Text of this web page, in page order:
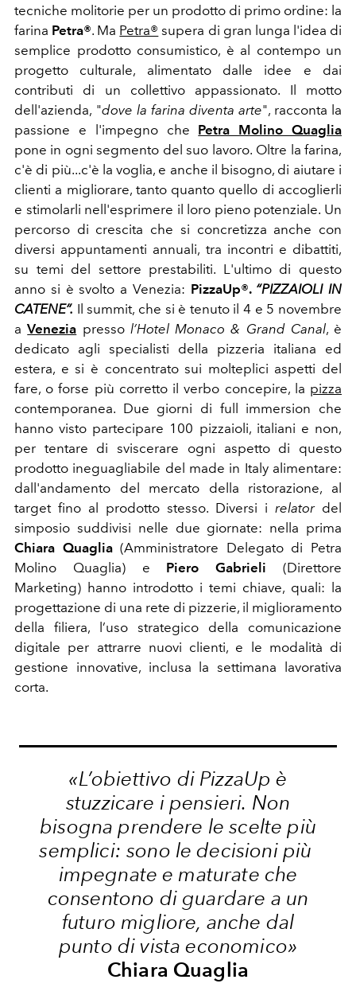
tecniche molitorie per un prodotto di primo ordine: la
farina Petra®. Ma Petra® supera di gran lunga l'idea di
semplice prodotto consumistico, è al contempo un
progetto culturale, alimentato dalle idee e dai
contributi di un collettivo appassionato. Il motto
dell'azienda, "dove la farina diventa arte", racconta la
passione e l'impegno che Petra Molino Quaglia
pone in ogni segmento del suo lavoro. Oltre la farina,
c'è di più...c'è la voglia, e anche il bisogno, di aiutare i
clienti a migliorare, tanto quanto quello di accoglierli
e stimolarli nell'esprimere il loro pieno potenziale. Un
percorso di crescita che si concretizza anche con
diversi appuntamenti annuali, tra incontri e dibattiti,
su temi del settore prestabiliti. L'ultimo di questo
anno si è svolto a Venezia: PizzaUp®. “PIZZAIOLI IN
CATENE”. Il summit, che si è tenuto il4 e 5 novembre
a Venezia presso l’Hotel Monaco & Grand Canal, è
dedicato agli specialisti della pizzeria italiana ed
estera, e si è concentrato sui molteplici aspetti del
fare, o forse più corretto il verbo concepire, la pizza
contemporanea. Due giorni di full immersion che
hanno visto partecipare 100 pizzaioli, italiani e non,
per tentare di sviscerare ogni aspetto di questo
prodotto ineguagliabile del made in Italy alimentare:
dall'andamento del mercato della ristorazione, al
target fino al prodotto stesso. Diversi i relator del
simposio suddivisi nelle due giornate: nella prima
Chiara Quaglia(Amministratore Delegato di Petra
Molino Quaglia) e Piero Gabrieli(Direttore
Marketing) hanno introdotto i temi chiave, quali:
la
progettazione di una rete di pizzerie, il miglioramento
della filiera, l’uso strategico della comunicazione
digitale per attrarre nuovi clienti, e le modalità di
gestione innovative, inclusa la settimana lavorativa
corta.
«L’obiettivo di PizzaUp è
stuzzicare i pensieri. Non
bisogna prendere le scelte più
semplici: sono le decisioni più
impegnate e maturate che
consentono di guardare a un
futuro migliore, anche dal
punto di vista economico»
Chiara Quaglia